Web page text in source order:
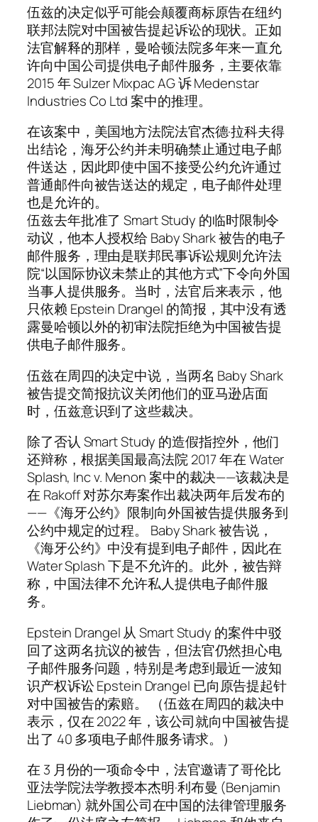
伍兹的决定似乎可能会颠覆商标原告在纽约
联邦法院对中国被告提起诉讼的现状。正如
法官解释的那样，曼哈顿法院多年来一直允
许向中国公司提供电子邮件服务，主要依靠
2015 年 Sulzer Mixpac AG 诉 Medenstar
Industries Co Ltd 案中的推理。
在该案中，美国地方法院法官杰德·拉科夫得
出结论，海牙公约并未明确禁止通过电子邮
件送达，因此即使中国不接受公约允许通过
普通邮件向被告送达的规定，电子邮件处理
也是允许的。
伍兹去年批准了 Smart Study 的临时限制令
动议，他本人授权给 Baby Shark 被告的电子
邮件服务，理由是联邦民事诉讼规则允许法
院“以国际协议未禁止的其他方式”下令向外国
当事人提供服务。当时，法官后来表示，他
只依赖 Epstein Drangel 的简报，其中没有透
露曼哈顿以外的初审法院拒绝为中国被告提
供电子邮件服务。
伍兹在周四的决定中说，当两名 Baby Shark
被告提交简报抗议关闭他们的亚马逊店面
时，伍兹意识到了这些裁决。
除了否认 Smart Study 的造假指控外，他们
还辩称，根据美国最高法院 2017 年在 Water
Splash, Inc v. Menon 案中的裁决——该裁决是
在 Rakoff 对苏尔寿案作出裁决两年后发布的
——《海牙公约》限制向外国被告提供服务到
公约中规定的过程。 Baby Shark 被告说，
《海牙公约》中没有提到电子邮件，因此在
Water Splash 下是不允许的。此外，被告辩
称，中国法律不允许私人提供电子邮件服
务。
Epstein Drangel 从 Smart Study 的案件中驳
回了这两名抗议的被告，但法官仍然担心电
子邮件服务问题，特别是考虑到最近一波知
识产权诉讼 Epstein Drangel 已向原告提起针
对中国被告的索赔。 （伍兹在周四的裁决中
表示，仅在 2022 年，该公司就向中国被告提
出了 40 多项电子邮件服务请求。）
在 3 月份的一项命令中，法官邀请了哥伦比
亚法学院法学教授本杰明·利布曼 (Benjamin
Liebman) 就外国公司在中国的法律管理服务